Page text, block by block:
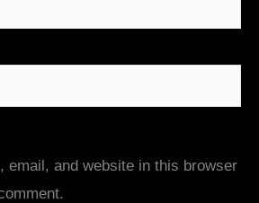
email, and website in this browser